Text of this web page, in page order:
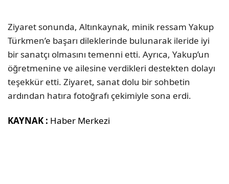
Ziyaret sonunda, Altınkaynak, minik ressam Yakup
Türkmen’e başarı dileklerinde bulunarak ileride iyi
bir sanatçı olmasını temenni etti. Ayrıca, Yakup’un
öğretmenine ve ailesine verdikleri destekten dolayı
teşekkür etti. Ziyaret, sanat dolu bir sohbetin
ardından hatıra fotoğrafı çekimiyle sona erdi.
KAYNAK : Haber Merkezi